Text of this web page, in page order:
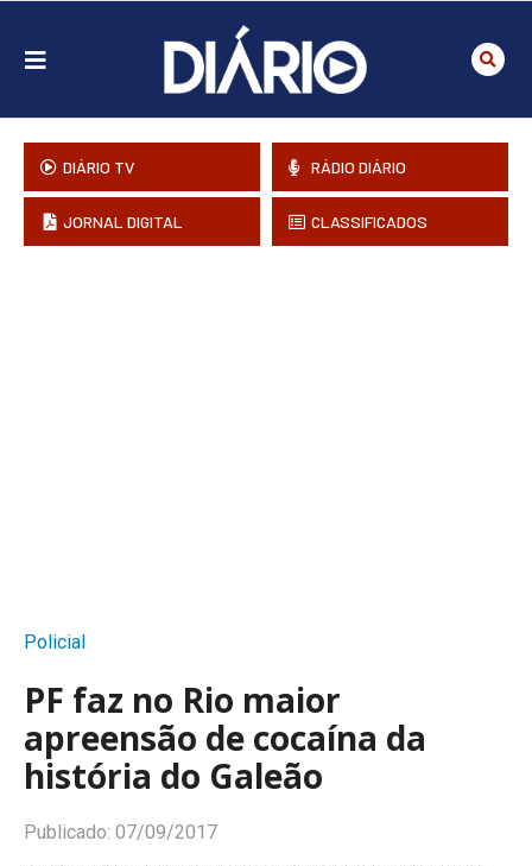
DIÁRIO TV RÁDIO DIÁRIO
JORNAL DIGITAL CLASSIFICADOS
Policial
PF faz no Rio maior
apreensão de cocaína da
história do Galeão
Publicado: 07/09/2017